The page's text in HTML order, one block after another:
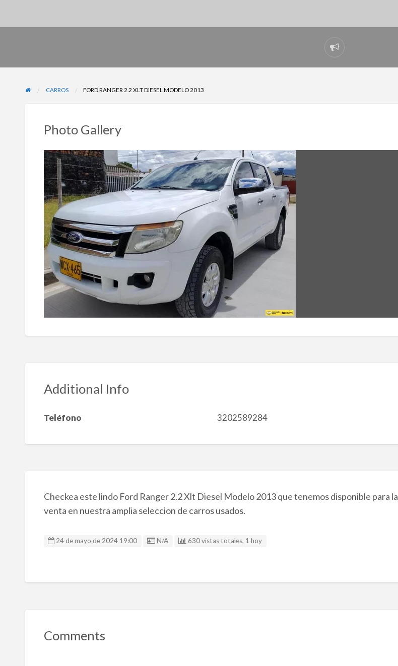
Reportar
problema
CARROS FORD RANGER 2.2 XLT DIESEL MODELO 2013
Photo Gallery
Additional Info
Teléfono 3202589284
Checkea este lindo Ford Ranger 2.2 Xlt Diesel Modelo 2013 que tenemos disponible para la
venta en nuestra amplia seleccion de carros usados.
24 de mayo de 2024 19:00 Listing ID
N/A 630 vistas totales, 1 hoy
Comments